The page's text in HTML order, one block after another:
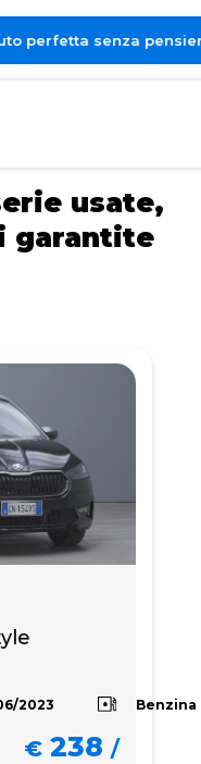
senza pensieri. ❤️
usate,
garantite
2023 Benzina
€ 238 /